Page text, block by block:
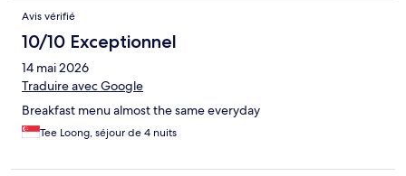
Avis vérifié
10/10 Exceptionnel
14 mai 2026
Traduire avec Google
Breakfast menu almost the same everyday
Tee Loong, séjour de 4 nuits